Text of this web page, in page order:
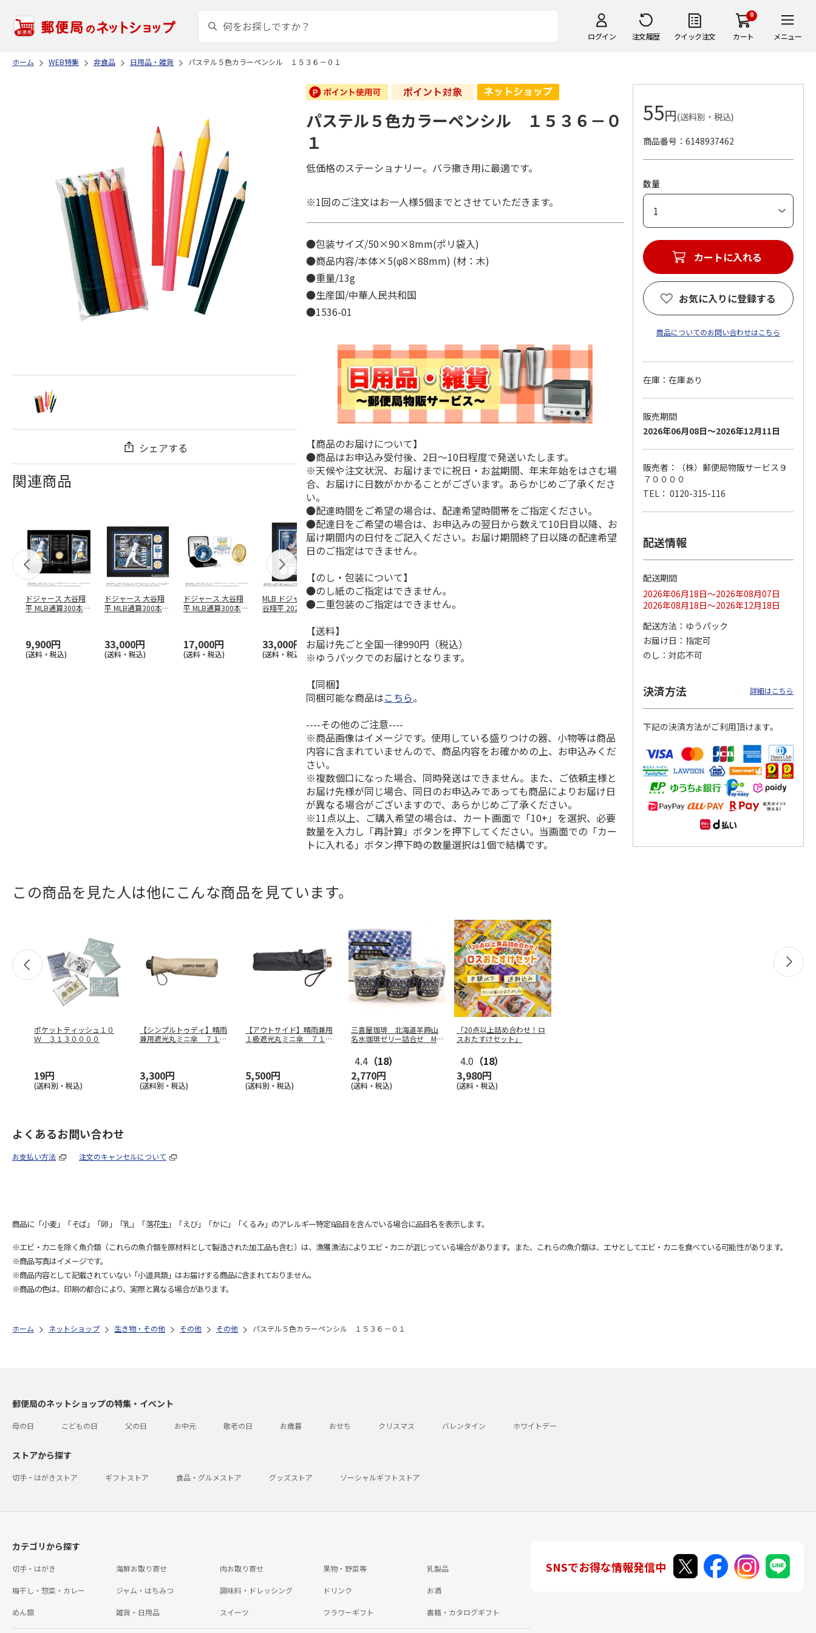
ログイン 注文履歴 クイック注文
0
カート メニュー
ホーム WEB特集 非食品 日用品・雑貨 パステル５色カラーペンシル １５３６－０１
シェアする
関連商品
ドジャース 大谷翔
平 MLB通算300本塁
9,900円
(送料・税込)
ドジャース 大谷翔
平 MLB通算300本塁
33,000円
(送料・税込)
ドジャース 大谷翔
平 MLB通算300本塁
17,000円
(送料・税込)
MLB ドジャース 大
谷翔平 2026 NL 3・
33,000円
(送料・税込)
ドジャース 大谷翔
平 日本人最多53試
33,000円
(送料・税込)
ドジャース 大谷翔
平 日本人最多53試
9,900円
(送料・税込)
ドジャース 大谷翔
平 日本人最多53試
ル…
17,000円
(送料・税込)
MLB ドジャース 大
谷翔平 2026 NL 3・
パステル５色カラーペンシル １５３６－０
１
低価格のステーショナリー。バラ撒き用に最適です。
※1回のご注文はお一人様5個までとさせていただきます。
●包装サイズ/50×90×8mm(ポリ袋入)
●商品内容/本体×5(φ8×88mm) (材：木)
●重量/13g
●生産国/中華人民共和国
●1536-01
【商品のお届けについて】
●商品はお申込み受付後、2日～10日程度で発送いたします。
※天候や注文状況、お届けまでに祝日・お盆期間、年末年始をはさむ場
合、お届けに日数がかかることがございます。あらかじめご了承くださ
い。
●配達時間をご希望の場合は、配達希望時間帯をご指定ください。
●配達日をご希望の場合は、お申込みの翌日から数えて10日目以降、お
届け期間内の日付をご記入ください。お届け期間終了日以降の配達希望
日のご指定はできません。
【のし・包装について】
●のし紙のご指定はできません。
●二重包装のご指定はできません。
【送料】
お届け先ごと全国一律990円（税込）
※ゆうパックでのお届けとなります。
【同梱】
同梱可能な商品はこちら。
----その他のご注意----
※商品画像はイメージです。使用している盛りつけの器、小物等は商品
内容に含まれていませんので、商品内容をお確かめの上、お申込みくだ
さい。
※複数個口になった場合、同時発送はできません。また、ご依頼主様と
お届け先様が同じ場合、同日のお申込みであっても商品によりお届け日
が異なる場合がございますので、あらかじめご了承ください。
※11点以上、ご購入希望の場合は、カート画面で「10+」を選択、必要
数量を入力し「再計算」ボタンを押下してください。当画面での「カー
トに入れる」ボタン押下時の数量選択は1個で結構です。
55円(送料別・税込)
商品番号
6148937462
数量
カートに入れる
お気に入りに登録する
商品についてのお問い合わせはこちら
在庫：在庫あり
販売期間
2026年06月08日～2026年12月11日
販売者：（株）郵便局物販サービス９
７００００
TEL： 0120-315-116
配送情報
配送期間
2026年06月18日～2026年08月07日
2026年08月18日～2026年12月18日
配送方法
ゆうパック
お届け日
指定可
のし
対応不可
決済方法 詳細はこちら
下記の決済方法がご利用頂けます。
この商品を見た人は他にこんな商品を見ています。
ポケットティッシュ１０
Ｗ ３１３００００
19円
(送料別・税込)
【シンプルトゥディ】晴雨
兼用遮光丸ミニ傘 ７１９
3,300円
(送料別・税込)
【アウトサイド】晴雨兼用
１級遮光丸ミニ傘 ７１９
5,500円
(送料別・税込)
三喜屋珈琲 北海道羊蹄山
名水珈琲ゼリー詰合せ MC
4.4 （18）
2,770円
(送料・税込)
「20点以上詰め合わせ！ロ
スおたすけセット」
4.0 （18）
3,980円
(送料・税込)
よくあるお問い合わせ
お支払い方法 注文のキャンセルについて
商品に「小麦」「そば」「卵」「乳」「落花生」「えび」「かに」「くるみ」のアレルギー特定8品目を含んでいる場合に品目名を表示します。
※エビ・カニを除く魚介類（これらの魚介類を原材料として製造された加工品も含む）は、漁獲漁法によりエビ・カニが混じっている場合があります。また、これらの魚介類は、エサとしてエビ・カニを食べている可能性があります。
※商品写真はイメージです。
※商品内容として記載されていない「小道具類」はお届けする商品に含まれておりません。
※商品の色は、印刷の都合により、実際と異なる場合があります。
ホーム ネットショップ 生き物・その他 その他 その他 パステル５色カラーペンシル １５３６－０１
郵便局のネットショップの特集・イベント
母の日 こどもの日 父の日 お中元 敬老の日 お歳暮 おせち クリスマス バレンタイン ホワイトデー
ストアから探す
切手・はがきストア ギフトストア 食品・グルメストア グッズストア ソーシャルギフトストア
カテゴリから探す
切手・はがき 海鮮お取り寄せ 肉お取り寄せ 果物・野菜等 乳製品
梅干し・惣菜・カレー ジャム・はちみつ 調味料・ドレッシング ドリンク お酒
めん類 雑貨・日用品 スイーツ フラワーギフト 書籍・カタログギフト
SNSでお得な情報発信中